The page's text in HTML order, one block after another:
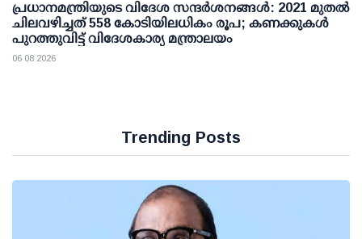
പ്രധാനമന്ത്രിയുടെ വിദേശ സന്ദർശനങ്ങൾ: 2021 മുതൽ
ചിലവഴിച്ചത് 558 കോടിയിലധികം രൂപ; കണക്കുകൾ
പുറത്തുവിട്ട് വിദേശകാര്യ മന്ത്രാലയം
06 08 2026
Trending Posts